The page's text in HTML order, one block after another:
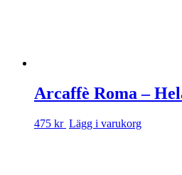
Arcaffè Roma –
475 kr Lägg i varukorg